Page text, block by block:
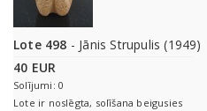
Lote 498 - Jānis Strupulis (1949)
40 EUR
Solījumi: 0
Lote ir noslēgta, solīšana beigusies